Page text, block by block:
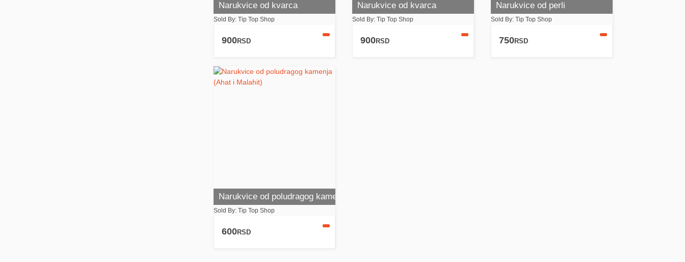
Narukvice od kvarca
Sold By: Tip Top Shop
900RSD
Narukvice od kvarca
Sold By: Tip Top Shop
900RSD
Narukvice od perli
Sold By: Tip Top Shop
750RSD
Narukvice od poludragog kamenja (Ahat i Malahit)
Sold By: Tip Top Shop
600RSD